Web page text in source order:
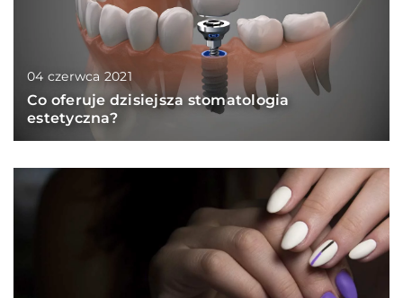
04 czerwca 2021
Co oferuje dzisiejsza stomatologia
estetyczna?